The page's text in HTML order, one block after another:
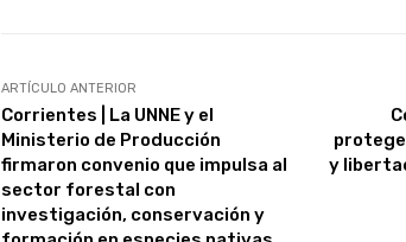
ARTÍCULO ANTERIOR
Corrientes | La UNNE y el
Ministerio de Producción
firmaron convenio que impulsa al
sector forestal con
investigación, conservación y
y